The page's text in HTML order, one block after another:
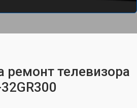
ремонт телевизора